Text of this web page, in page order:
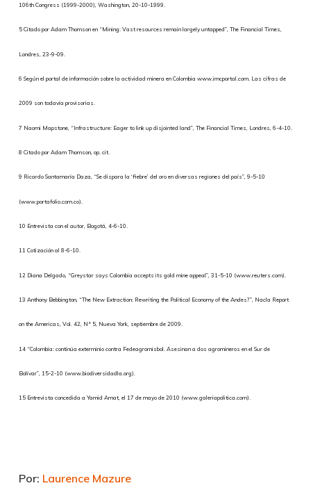
106th Congress (1999-2000), Washington, 20-10-1999.
5 Citado por Adam Thomson en “Mining: Vast resources remain largely untapped”, The Financial Times,
Londres, 23-9-09.
6 Según el portal de información sobre la actividad minera en Colombia www.imcportal.com. Las cifras de
2009 son todavía provisorias.
7 Naomi Mapstone, “Infrastructure: Eager to link up disjointed land”, The Financial Times, Londres, 6-4-10.
8 Citado por Adam Thomson, op. cit.
9 Ricardo Santamaría Daza, “Se dispara la ‘fiebre’ del oro en diversas regiones del país”, 9-5-10
(www.portafolio.com.co).
10 Entrevista con el autor, Bogotá, 4-6-10.
11 Cotización al 8-6-10.
12 Diana Delgado, “Greystar says Colombia accepts its gold mine appeal”, 31-5-10 (www.reuters.com).
13 Anthony Bebbington, “The New Extraction: Rewriting the Political Economy of the Andes?”, Nacla Report
on the Americas, Vol. 42, N° 5, Nueva York, septiembre de 2009.
14 “Colombia: continúa exterminio contra Fedeagromisbol. Asesinan a dos agromineros en el Sur de
Bolívar”, 15-2-10 (www.biodiversidadla.org).
15 Entrevista concedida a Yamid Amat, el 17 de mayo de 2010 (www.galeriapolitica.com).
Por: Laurence Mazure